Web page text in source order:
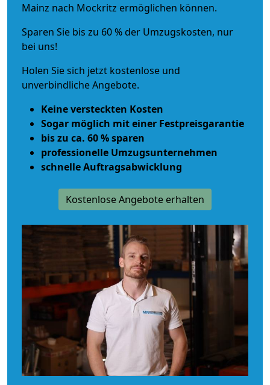
Mainz nach Mockritz ermöglichen können.
Sparen Sie bis zu 60 % der Umzugskosten, nur
bei uns!
Holen Sie sich jetzt kostenlose und
unverbindliche Angebote.
Keine versteckten Kosten
Sogar möglich mit einer Festpreisgarantie
bis zu ca. 60 % sparen
professionelle Umzugsunternehmen
schnelle Auftragsabwicklung
Kostenlose Angebote erhalten